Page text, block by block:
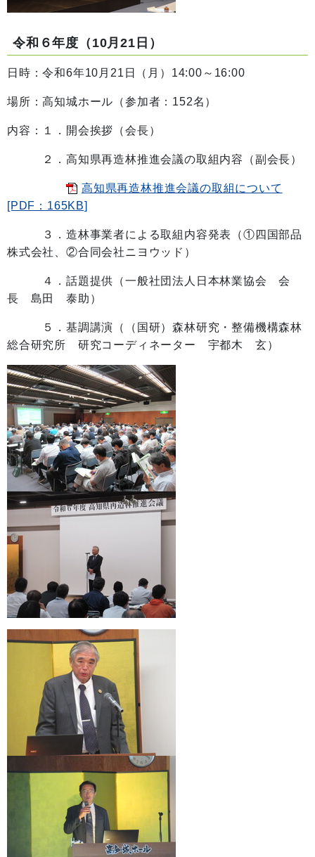
令和６年度（10月21日）
日時：令和6年10月21日（月）14:00～16:00
場所：高知城ホール（参加者：152名）
内容：１．開会挨拶（会長）
２．高知県再造林推進会議の取組内容（副会長）
高知県再造林推進会議の取組について
[PDF：165KB]
３．造林事業者による取組内容発表（①四国部品
株式会社、②合同会社ニヨウッド）
４．話題提供（一般社団法人日本林業協会 会
長 島田 泰助）
５．基調講演（（国研）森林研究・整備機構森林
総合研究所 研究コーディネーター 宇都木 玄）